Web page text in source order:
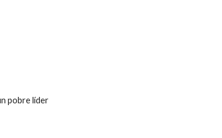
pobre líder